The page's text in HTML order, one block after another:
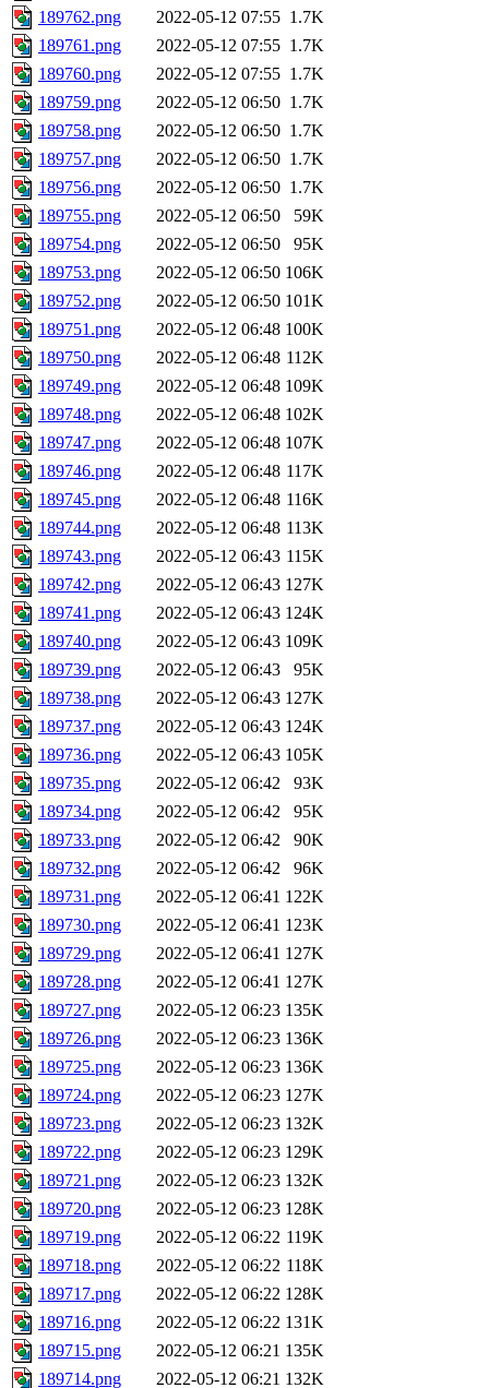
189762.png
2022-05-12 07:55 1.7K
189761.png
2022-05-12 07:55 1.7K
189760.png
2022-05-12 07:55 1.7K
189759.png
2022-05-12 06:50 1.7K
189758.png
2022-05-12 06:50 1.7K
189757.png
2022-05-12 06:50 1.7K
189756.png
2022-05-12 06:50 1.7K
189755.png
2022-05-12 06:50
59K
189754.png
2022-05-12 06:50
95K
189753.png
2022-05-12 06:50 106K
189752.png
2022-05-12 06:50 101K
189751.png
2022-05-12 06:48 100K
189750.png
2022-05-12 06:48 112K
189749.png
2022-05-12 06:48 109K
189748.png
2022-05-12 06:48 102K
189747.png
2022-05-12 06:48 107K
189746.png
2022-05-12 06:48 117K
189745.png
2022-05-12 06:48 116K
189744.png
2022-05-12 06:48 113K
189743.png
2022-05-12 06:43 115K
189742.png
2022-05-12 06:43 127K
189741.png
2022-05-12 06:43 124K
189740.png
2022-05-12 06:43 109K
189739.png
2022-05-12 06:43
95K
189738.png
2022-05-12 06:43 127K
189737.png
2022-05-12 06:43 124K
189736.png
2022-05-12 06:43 105K
189735.png
2022-05-12 06:42
93K
189734.png
2022-05-12 06:42
95K
189733.png
2022-05-12 06:42
90K
189732.png
2022-05-12 06:42
96K
189731.png
2022-05-12 06:41 122K
189730.png
2022-05-12 06:41 123K
189729.png
2022-05-12 06:41 127K
189728.png
2022-05-12 06:41 127K
189727.png
2022-05-12 06:23 135K
189726.png
2022-05-12 06:23 136K
189725.png
2022-05-12 06:23 136K
189724.png
2022-05-12 06:23 127K
189723.png
2022-05-12 06:23 132K
189722.png
2022-05-12 06:23 129K
189721.png
2022-05-12 06:23 132K
189720.png
2022-05-12 06:23 128K
189719.png
2022-05-12 06:22 119K
189718.png
2022-05-12 06:22 118K
189717.png
2022-05-12 06:22 128K
189716.png
2022-05-12 06:22 131K
189715.png
2022-05-12 06:21 135K
189714.png
2022-05-12 06:21 132K